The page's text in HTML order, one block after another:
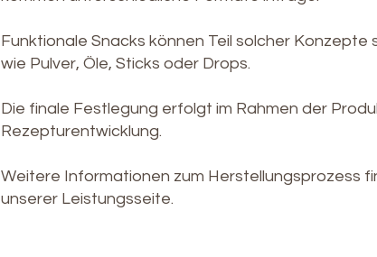
Funktionale Snacks können Teil solcher Konzepte
wie Pulver, Öle, Sticks oder Drops.
Die finale Festlegung erfolgt im Rahmen der
Rezepturentwicklung.
Weitere Informationen zum Herstellungsprozess
unserer Leistungsseite.